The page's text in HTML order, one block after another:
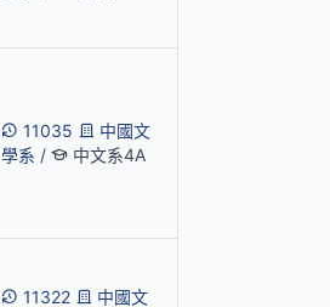
11035
中國文
學系 / 中文系4A
11322 中國文